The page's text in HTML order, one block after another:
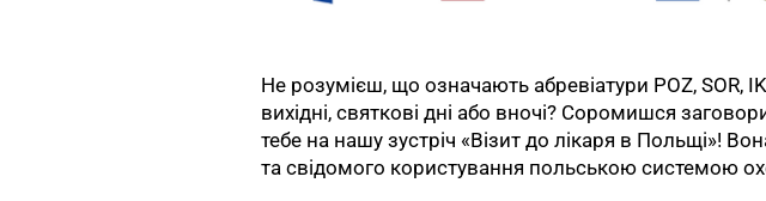
Не розумієш, що означають абревіатури POZ,
вихідні, святкові дні або вночі? Соромишся
тебе на нашу зустріч «Візит до лікаря в Польщі»!
та свідомого користування польською системою